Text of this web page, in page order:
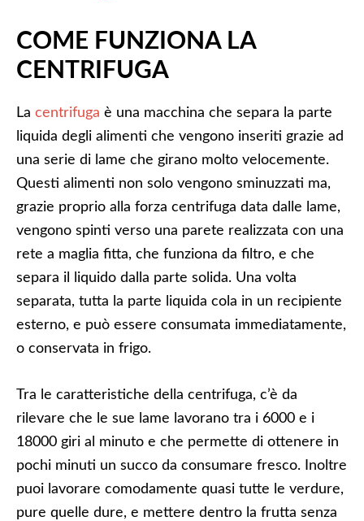
COME FUNZIONA LA
CENTRIFUGA
La centrifuga è una macchina che separa la parte
liquida degli alimenti che vengono inseriti grazie ad
una serie di lame che girano molto velocemente.
Questi alimenti non solo vengono sminuzzati ma,
grazie proprio alla forza centrifuga data dalle lame,
vengono spinti verso una parete realizzata con una
rete a maglia fitta, che funziona da filtro, e che
separa il liquido dalla parte solida. Una volta
separata, tutta la parte liquida cola in un recipiente
esterno, e può essere consumata immediatamente,
o conservata in frigo.
Tra le caratteristiche della centrifuga, c’è da
rilevare che le sue lame lavorano tra i 6000 e i
18000 giri al minuto e che permette di ottenere in
pochi minuti un succo da consumare fresco. Inoltre
puoi lavorare comodamente quasi tutte le verdure,
pure quelle dure, e mettere dentro la frutta senza